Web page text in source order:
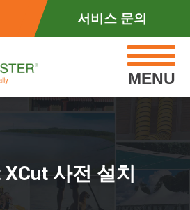
서비스 문의
MENU
사전 설치